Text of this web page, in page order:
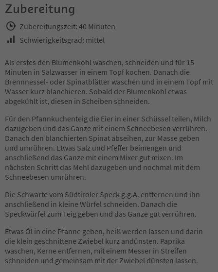
Zubereitung
Zubereitungszeit: 40 Minuten
Schwierigkeitsgrad: mittel
Als erstes den Blumenkohl waschen, schneiden und für 15
Minuten in Salzwasser in einem Topf kochen. Danach die
Brennnessel- oder Spinatblätter waschen und in einem Topf mit
Wasser kurz blanchieren. Sobald der Blumenkohl etwas
abgekühlt ist, diesen in Scheiben schneiden.
Für den Pfannkuchenteig die Eier in einer Schüssel teilen, Milch
dazugeben und das Ganze mit einem Schneebesen verrühren.
Danach den blanchierten Spinat abseihen, zur Masse geben
und umrühren. Etwas Salz und Pfeffer beimengen und
anschließend das Ganze mit einem Mixer gut mixen. Im
nächsten Schritt das Mehl dazugeben und nochmal mit dem
Schneebesen umrühren.
Die Schwarte vom Südtiroler Speck g.g.A. entfernen und ihn
anschließend in kleine Würfel schneiden. Danach die
Speckwürfel zum Teig geben und das Ganze gut verrühren.
Etwas Öl in eine Pfanne geben, heiß werden lassen und darin
die klein geschnittene Zwiebel kurz andünsten. Paprika
waschen, Kerne entfernen, mit einem Messer in Streifen
schneiden und gemeinsam mit der Zwiebel dünsten lassen.